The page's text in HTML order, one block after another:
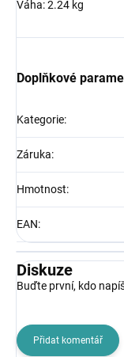
Váha: 2.24 kg
Doplňkové
Kategorie:
Záruka:
Hmotnost:
EAN:
Diskuze
Buďte první, kdo
Přidat komentář